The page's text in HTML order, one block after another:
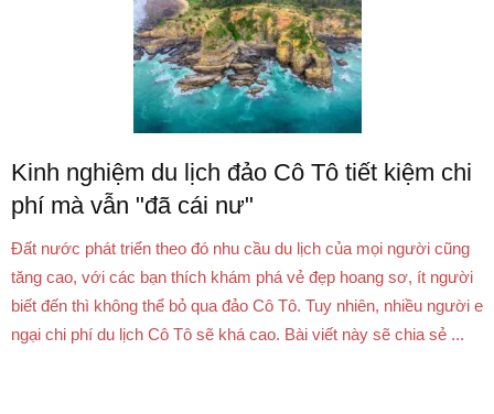
Kinh nghiệm du lịch đảo Cô Tô tiết kiệm chi
phí mà vẫn "đã cái nư"
Đất nước phát triển theo đó nhu cầu du lịch của mọi người cũng
tăng cao, với các bạn thích khám phá vẻ đẹp hoang sơ, ít người
biết đến thì không thể bỏ qua đảo Cô Tô. Tuy nhiên, nhiều người e
ngại chi phí du lịch Cô Tô sẽ khá cao. Bài viết này sẽ chia sẻ ...